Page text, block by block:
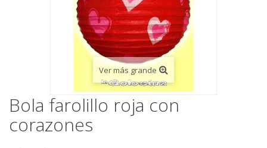
Ver más grande
Bola farolillo roja con
corazones